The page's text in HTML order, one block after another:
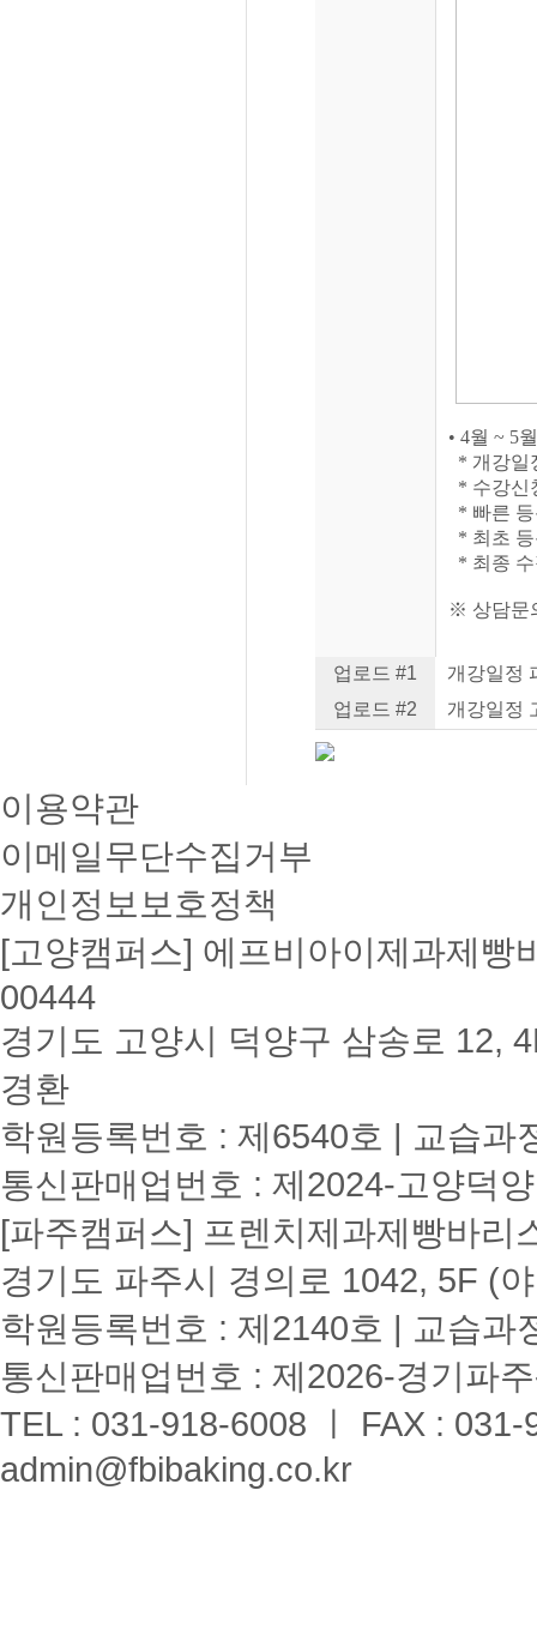
• 4월 ~ 5
* 개강일
* 수강신
* 빠른
* 최초 등
* 최종 수
※ 상담문
업로드 #1
개강일정
업로드 #2
개강일정
이용약관
이메일무단수집거부
개인정보보호정책
[고양캠퍼스] 에프비아이제과제빵
00444
경기도 고양시 덕양구 삼송로 12,
경환
학원등록번호 : 제6540호 | 교습과
통신판매업번호 : 제2024-고양덕
[파주캠퍼스] 프렌치제과제빵바리
경기도 파주시 경의로 1042, 5F (
학원등록번호 : 제2140호 | 교습과
통신판매업번호 : 제2026-경기파
TEL : 031-918-6008 ㅣ FAX :
admin@fbibaking.co.kr